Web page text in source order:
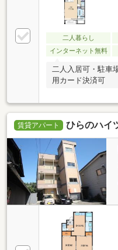
二人暮らし
インターネット無料
二人入居可・駐車
用カード決済可
賃貸アパート ひらのハイ